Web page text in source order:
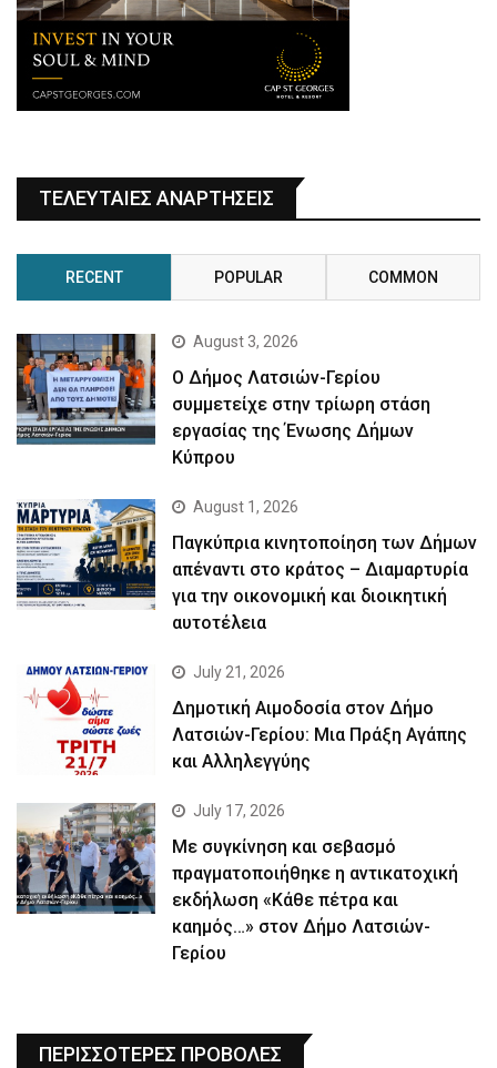
ΤΕΛΕΥΤΑΙΕΣ ΑΝΑΡΤΗΣΕΙΣ
RECENT POPULAR COMMON
August 3, 2026
Ο Δήμος Λατσιών-Γερίου
συμμετείχε στην τρίωρη στάση
εργασίας της Ένωσης Δήμων
Κύπρου
August 1, 2026
Παγκύπρια κινητοποίηση των Δήμων
απέναντι στο κράτος – Διαμαρτυρία
για την οικονομική και διοικητική
αυτοτέλεια
July 21, 2026
Δημοτική Αιμοδοσία στον Δήμο
Λατσιών-Γερίου: Μια Πράξη Αγάπης
και Αλληλεγγύης
July 17, 2026
Με συγκίνηση και σεβασμό
πραγματοποιήθηκε η αντικατοχική
εκδήλωση «Κάθε πέτρα και
καημός…» στον Δήμο Λατσιών-
Γερίου
ΠΕΡΙΣΣΟΤΕΡΕΣ ΠΡΟΒΟΛΕΣ